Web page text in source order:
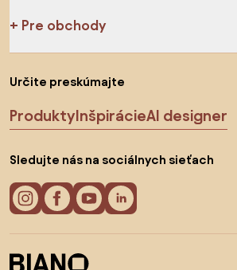
Pre obchody
Určite preskúmajte
ProduktyInšpirácieAI designer
Sledujte nás na sociálnych sieťach